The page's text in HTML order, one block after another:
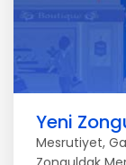
Yeni
Mesrutiyet,